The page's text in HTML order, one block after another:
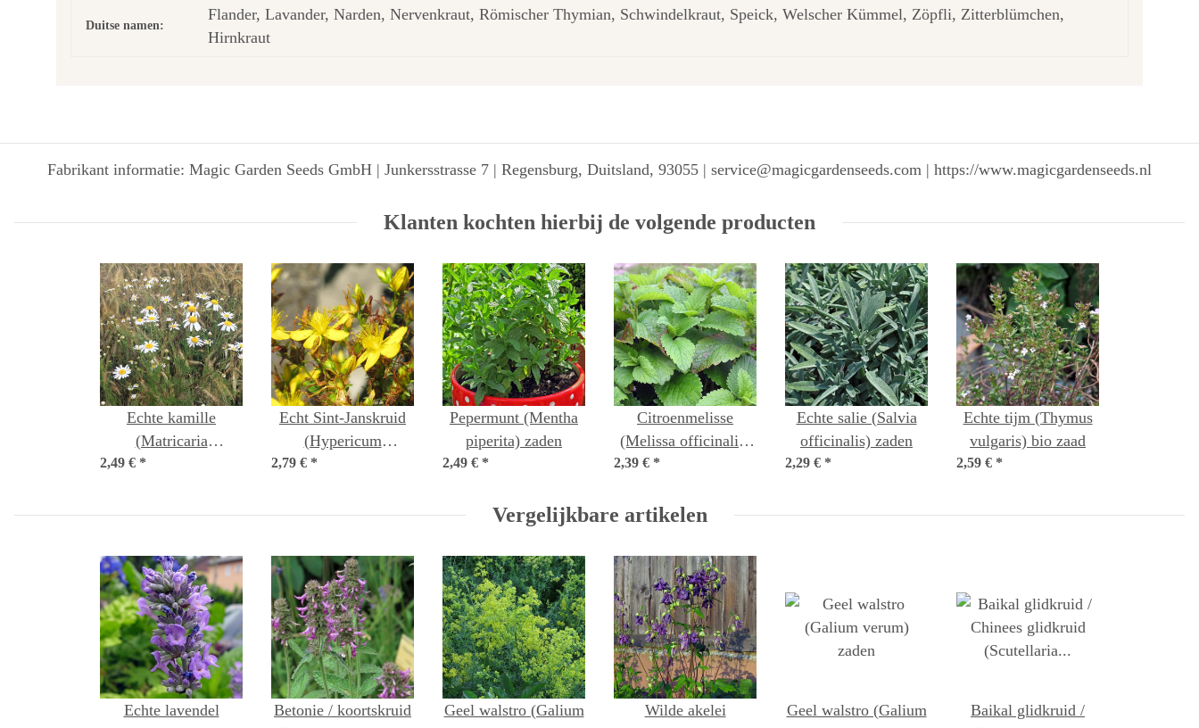
Duitse namen:
Flander, Lavander, Narden, Nervenkraut, Römischer Thymian, Schwindelkraut, Speick, Welscher Kümmel, Zöpfli, Zitterblümchen,
Hirnkraut
Fabrikant informatie: Magic Garden Seeds GmbH | Junkersstrasse 7 | Regensburg, Duitsland, 93055 | service@magicgardenseeds.com | https://www.magicgardenseeds.nl
Klanten kochten hierbij de volgende producten
Echte kamille
(Matricaria
chamomilla) bio zaad
2,49 € *
Echt Sint-Janskruid
(Hypericum
perforatum) bio zaad
2,79 € *
Pepermunt (Mentha
piperita) zaden
2,49 € *
Citroenmelisse
(Melissa officinalis)
2,39 € *
Echte salie (Salvia
officinalis) zaden
2,29 € *
Echte tijm (Thymus
vulgaris) bio zaad
2,59 € *
Vergelijkbare artikelen
Echte lavendel
Betonie / koortskruid
Geel walstro (Galium
Wilde akelei
Geel walstro (Galium
Baikal glidkruid /